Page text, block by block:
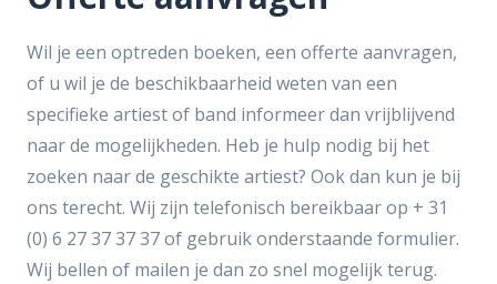
​Wil je een optreden boeken, een offerte aanvragen,
of u wil je de beschikbaarheid weten van een
specifieke artiest of band informeer dan vrijblijvend
naar de mogelijkheden. Heb je hulp nodig bij het
zoeken naar de geschikte artiest? Ook dan kun je bij
ons terecht. Wij zijn telefonisch bereikbaar op + 31
(0) 6 27 37 37 37 of gebruik onderstaande formulier.
Wij bellen of mailen je dan zo snel mogelijk terug.